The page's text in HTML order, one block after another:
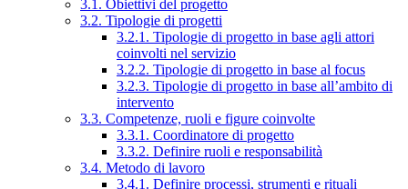
3.1. Obiettivi del progetto
3.2. Tipologie di progetti
3.2.1. Tipologie di progetto in base agli attori
coinvolti nel servizio
3.2.2. Tipologie di progetto in base al focus
3.2.3. Tipologie di progetto in base all’ambito di
intervento
3.3. Competenze, ruoli e figure coinvolte
3.3.1. Coordinatore di progetto
3.3.2. Definire ruoli e responsabilità
3.4. Metodo di lavoro
3.4.1. Definire processi, strumenti e rituali